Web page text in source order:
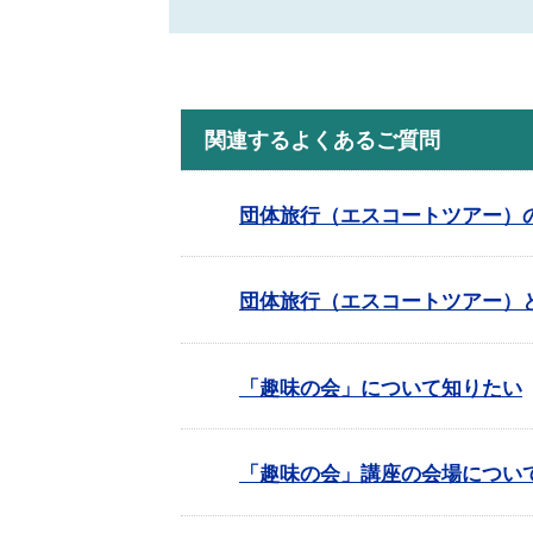
関連するよくあるご質問
団体旅行（エスコートツアー）
団体旅行（エスコートツアー）
「趣味の会」について知りたい
「趣味の会」講座の会場につい